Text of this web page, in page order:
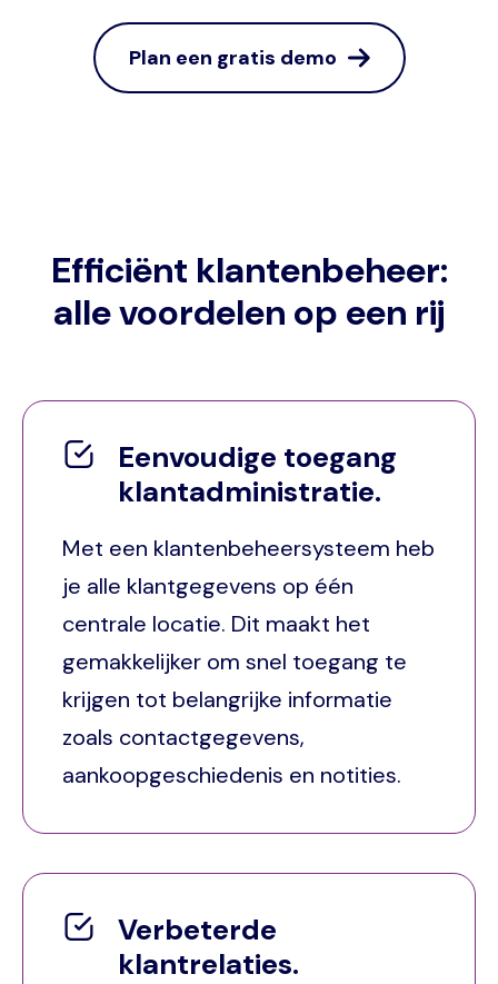
Plan een gratis demo
Efficiënt klantenbeheer:
alle voordelen op een rij
Eenvoudige toegang
klantadministratie.
Met een klantenbeheersysteem heb
je alle klantgegevens op één
centrale locatie. Dit maakt het
gemakkelijker om snel toegang te
krijgen tot belangrijke informatie
zoals contactgegevens,
aankoopgeschiedenis en notities.
Verbeterde
klantrelaties.